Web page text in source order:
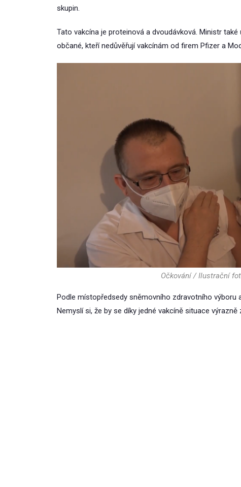
skupin.
Tato vakcína je proteinová a dvoudávková. Ministr
občané, kteří nedůvěřují vakcínám od firem Pfizer a
Očkování / Ilustrační
Podle místopředsedy sněmovního zdravotního výboru
Nemyslí si, že by se díky jedné vakcíně situace výrazně